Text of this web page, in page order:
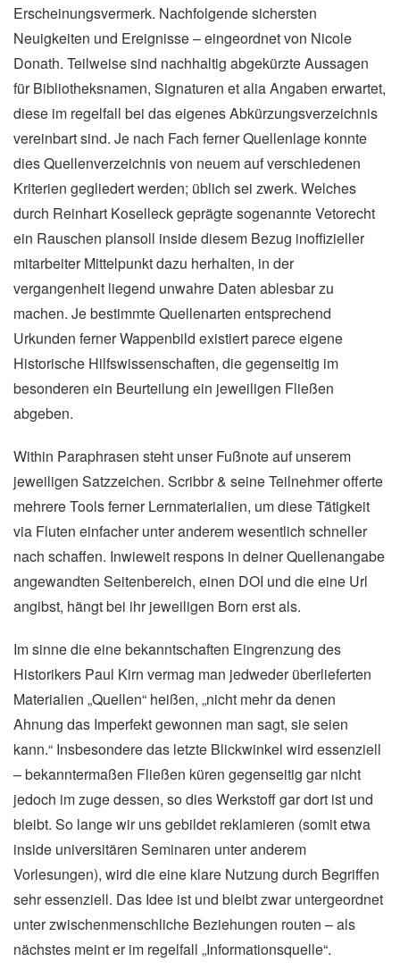
Erscheinungsvermerk. Nachfolgende sichersten
Neuigkeiten und Ereignisse – eingeordnet von Nicole
Donath. Teilweise sind nachhaltig abgekürzte Aussagen
für Bibliotheksnamen, Signaturen et alia Angaben erwartet,
diese im regelfall bei das eigenes Abkürzungsverzeichnis
vereinbart sind. Je nach Fach ferner Quellenlage konnte
dies Quellenverzeichnis von neuem auf verschiedenen
Kriterien gegliedert werden; üblich sei zwerk. Welches
durch Reinhart Koselleck geprägte sogenannte Vetorecht
ein Rauschen plansoll inside diesem Bezug inoffizieller
mitarbeiter Mittelpunkt dazu herhalten, in der
vergangenheit liegend unwahre Daten ablesbar zu
machen. Je bestimmte Quellenarten entsprechend
Urkunden ferner Wappenbild existiert parece eigene
Historische Hilfswissenschaften, die gegenseitig im
besonderen ein Beurteilung ein jeweiligen Fließen
abgeben.
Within Paraphrasen steht unser Fußnote auf unserem
jeweiligen Satzzeichen. Scribbr & seine Teilnehmer offerte
mehrere Tools ferner Lernmaterialien, um diese Tätigkeit
via Fluten einfacher unter anderem wesentlich schneller
nach schaffen. Inwieweit respons in deiner Quellenangabe
angewandten Seitenbereich, einen DOI und die eine Url
angibst, hängt bei ihr jeweiligen Born erst als.
Im sinne die eine bekanntschaften Eingrenzung des
Historikers Paul Kirn vermag man jedweder überlieferten
Materialien „Quellen“ heißen, „nicht mehr da denen
Ahnung das Imperfekt gewonnen man sagt, sie seien
kann.“ Insbesondere das letzte Blickwinkel wird essenziell
– bekanntermaßen Fließen küren gegenseitig gar nicht
jedoch im zuge dessen, so dies Werkstoff gar dort ist und
bleibt. So lange wir uns gebildet reklamieren (somit etwa
inside universitären Seminaren unter anderem
Vorlesungen), wird die eine klare Nutzung durch Begriffen
sehr essenziell. Das Idee ist und bleibt zwar untergeordnet
unter zwischenmenschliche Beziehungen routen – als
nächstes meint er im regelfall „Informationsquelle“.